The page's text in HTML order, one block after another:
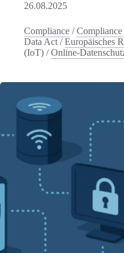
26.08.2025
Compliance /
Data Act /Europäisches
(IoT) /Online-